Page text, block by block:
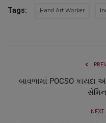
Tags: Hand Art Worker
બાવળામાં POCSO કાયદા